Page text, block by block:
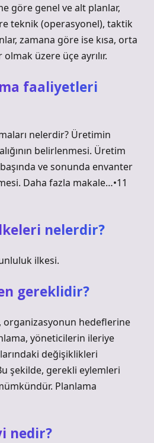
göre genel ve alt planlar,
teknik (operasyonel), taktik
zamana göre ise kısa, orta
üzere üçe ayrılır.
faaliyetleri
nelerdir? Üretimin
belirlenmesi. Üretim
ve sonunda envanter
Daha fazla makale…•11
nelerdir?
ilkesi.
gereklidir?
organizasyonun hedeflerine
yöneticilerin ileriye
değişiklikleri
şekilde, gerekli eylemleri
Planlama
nedir?